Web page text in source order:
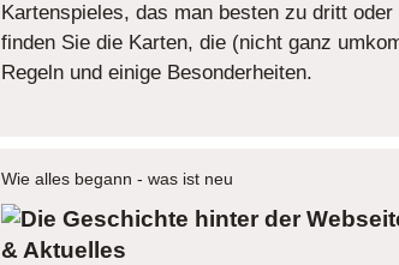
Kartenspieles, das man besten zu dritt
finden Sie die Karten, die (nicht ganz
Regeln und einige Besonderheiten.
Wie alles begann - was ist neu
& Aktuelles